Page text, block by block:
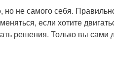
но не самого себя.
если хотите
решения. Только вы сами